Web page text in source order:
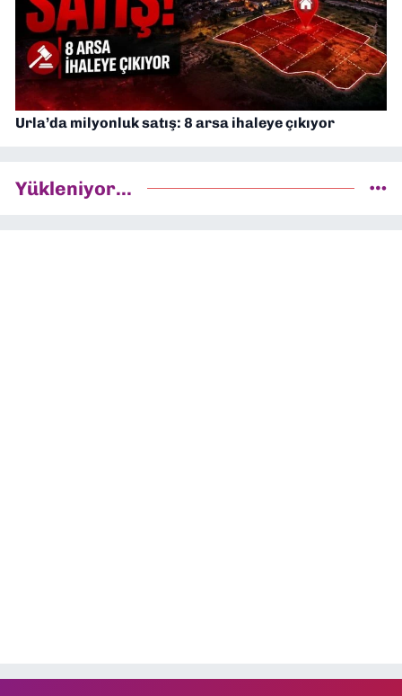
Urla’da milyonluk satış: 8 arsa ihaleye çıkıyor
Yükleniyor...